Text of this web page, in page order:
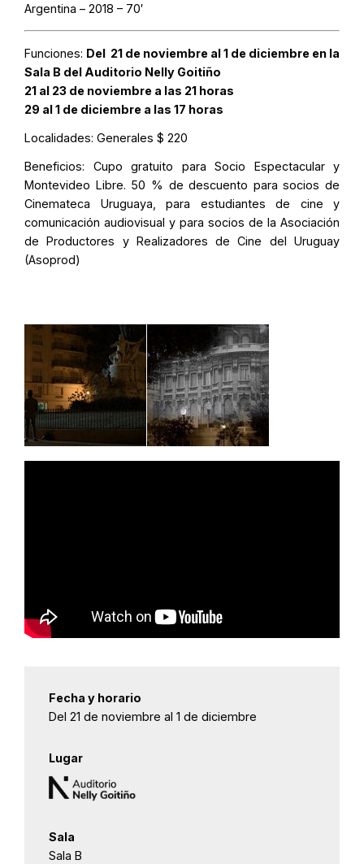
Argentina – 2018 – 70′
Funciones: Del 21 de noviembre al 1 de diciembre en la
Sala B del Auditorio Nelly Goitiño
21 al 23 de noviembre a las 21 horas
29 al 1 de diciembre a las 17 horas
Localidades: Generales $ 220
Beneficios: Cupo gratuito para Socio Espectacular y
Montevideo Libre. 50 % de descuento para socios de
Cinemateca Uruguaya, para estudiantes de cine y
comunicación audiovisual y para socios de la Asociación
de Productores y Realizadores de Cine del Uruguay
(Asoprod)
Fecha y horario
Del 21 de noviembre al 1 de diciembre
Lugar
Sala
Sala B